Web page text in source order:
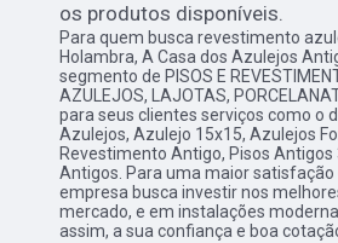
os produtos disponíveis.
Para quem busca revestimento
Holambra, A Casa dos Azulejos
segmento de PISOS E
AZULEJOS, LAJOTAS,
para seus clientes serviços como o
Azulejos, Azulejo 15x15, Azulejos
Revestimento Antigo, Pisos Antigos
Antigos. Para uma maior satisfação
empresa busca investir nos
mercado, e em instalações
assim, a sua confiança e boa